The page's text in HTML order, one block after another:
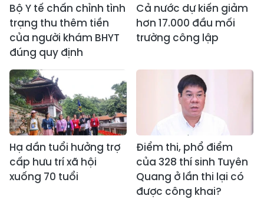
Bộ Y tế chấn chỉnh tình
trạng thu thêm tiền
của người khám BHYT
đúng quy định
Cả nước dự kiến giảm
hơn 17.000 đầu mối
trường công lập
Hạ dần tuổi hưởng trợ
cấp hưu trí xã hội
xuống 70 tuổi
Điểm thi, phổ điểm
của 328 thí sinh Tuyên
Quang ở lần thi lại có
được công khai?